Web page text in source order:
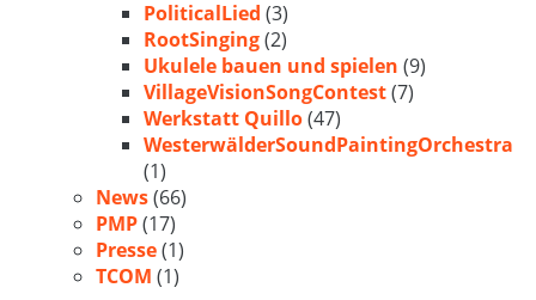
PoliticalLied (3)
RootSinging(2)
Ukulele bauen und spielen (9)
VillageVisionSongContest(7)
Werkstatt Quillo(47)
WesterwälderSoundPaintingOrchestra
(1)
News(66)
PMP(17)
Presse(1)
TCOM (1)